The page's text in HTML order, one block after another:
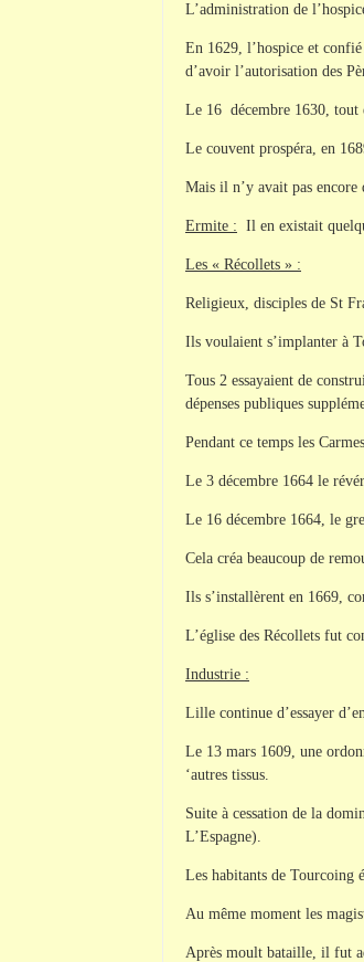
L’administration de
En 1629, l’hospice et
d’avoir l’autorisation des
Le 16 décembre 1630, tout
Le couvent prospéra, en
Mais il n’y avait pas
Ermite : Il en existait
Les « Récollets » :
Religieux, disciples de St
Ils voulaient s’implanter à
Tous 2 essayaient de
dépenses publiques
Pendant ce temps les
Le 3 décembre 1664 le
Le 16 décembre 1664, le
Cela créa beaucoup de
Ils s’installèrent en 1669,
L’église des Récollets fut
Industrie :
Lille continue d’essayer
Le 13 mars 1609, une
‘autres tissus.
Suite à cessation de la
L’Espagne).
Les habitants de Tourcoing
Au même moment les
Après moult bataille, il fut